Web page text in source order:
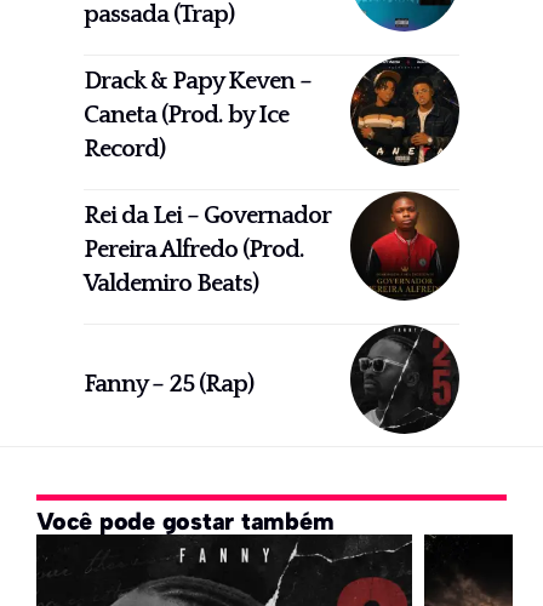
passada (Trap)
Drack & Papy Keven –
Caneta (Prod. by Ice
Record)
Rei da Lei – Governador
Pereira Alfredo (Prod.
Valdemiro Beats)
Fanny – 25 (Rap)
Você pode gostar também